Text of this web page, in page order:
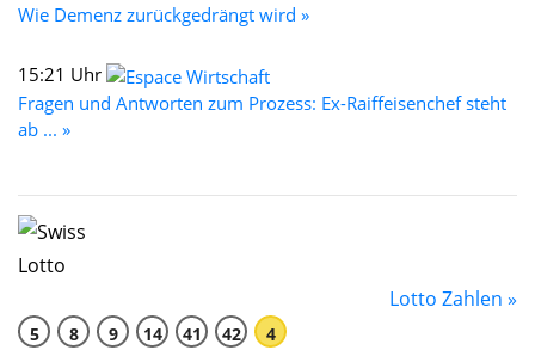
Wie Demenz zurückgedrängt wird »
15:21 Uhr
Fragen und Antworten zum Prozess: Ex-Raiffeisenchef steht
ab ... »
Lotto Zahlen »
5 8 9 14 41 42 4